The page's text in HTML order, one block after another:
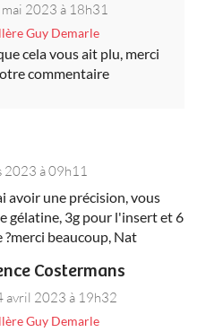
2023 à 18h31
Guy Demarle
cela vous ait plu, merci
commentaire
2023 à 09h11
avoir une précision, vous
gélatine, 3g pour l'insert et 6
?merci beaucoup, Nat
Costermans
avril 2023 à 19h32
Guy Demarle